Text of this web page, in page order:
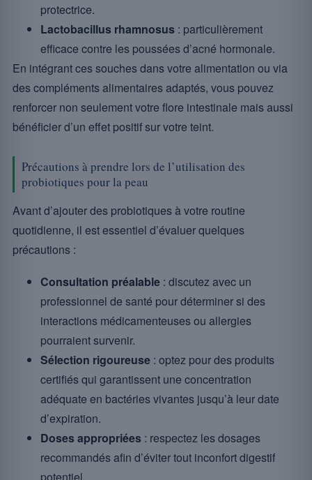
protectrice.
Lactobacillus rhamnosus : particulièrement
efficace contre les poussées d’acné hormonale.
En intégrant ces souches dans votre alimentation ou via
des compléments alimentaires adaptés, vous pouvez
renforcer non seulement votre flore intestinale mais aussi
bénéficier d’un effet positif sur votre teint.
Précautions à prendre lors de l’utilisation des
probiotiques pour la peau
Avant d’ajouter des probiotiques à votre routine
quotidienne, il est essentiel d’évaluer quelques
précautions :
Consultation préalable : discutez avec un
professionnel de santé pour déterminer si des
interactions médicamenteuses ou allergies
pourraient survenir.
Sélection rigoureuse : optez pour des produits
certifiés qui garantissent une concentration
adéquate en bactéries vivantes jusqu’à leur date
d’expiration.
Doses appropriées : respectez les dosages
recommandés afin d’éviter tout inconfort digestif
potentiel.